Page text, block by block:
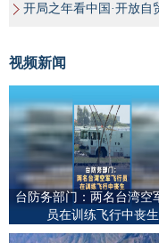
开局之年看中国·开放自
视频新闻
台防务部门：两名台湾空
员在训练飞行中丧生